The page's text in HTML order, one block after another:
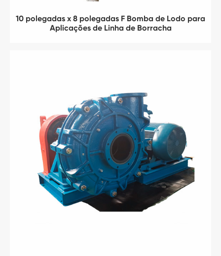
10 polegadas x 8 polegadas F Bomba de Lodo para
Aplicações de Linha de Borracha